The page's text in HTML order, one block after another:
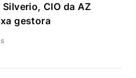
CIO da AZ
gestora